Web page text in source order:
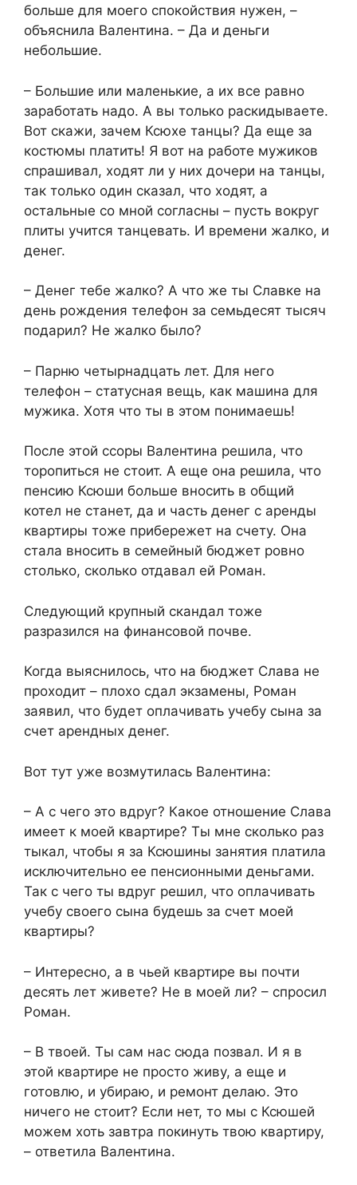
больше для моего спокойствия нужен, –
объяснила Валентина. – Да и деньги
небольшие.
– Большие или маленькие, а их все равно
заработать надо. А вы только раскидываете.
Вот скажи, зачем Ксюхе танцы? Да еще за
костюмы платить! Я вот на работе мужиков
спрашивал, ходят ли у них дочери на танцы,
так только один сказал, что ходят, а
остальные со мной согласны – пусть вокруг
плиты учится танцевать. И времени жалко, и
денег.
– Денег тебе жалко? А что же ты Славке на
день рождения телефон за семьдесят тысяч
подарил? Не жалко было?
– Парню четырнадцать лет. Для него
телефон – статусная вещь, как машина для
мужика. Хотя что ты в этом понимаешь!
После этой ссоры Валентина решила, что
торопиться не стоит. А еще она решила, что
пенсию Ксюши больше вносить в общий
котел не станет, да и часть денег с аренды
квартиры тоже прибережет на счету. Она
стала вносить в семейный бюджет ровно
столько, сколько отдавал ей Роман.
Следующий крупный скандал тоже
разразился на финансовой почве.
Когда выяснилось, что на бюджет Слава не
проходит – плохо сдал экзамены, Роман
заявил, что будет оплачивать учебу сына за
счет арендных денег.
Вот тут уже возмутилась Валентина:
– А с чего это вдруг? Какое отношение Слава
имеет к моей квартире? Ты мне сколько раз
тыкал, чтобы я за Ксюшины занятия платила
исключительно ее пенсионными деньгами.
Так с чего ты вдруг решил, что оплачивать
учебу своего сына будешь за счет моей
квартиры?
– Интересно, а в чьей квартире вы почти
десять лет живете? Не в моей ли? – спросил
Роман.
– В твоей. Ты сам нас сюда позвал. И я в
этой квартире не просто живу, а еще и
готовлю, и убираю, и ремонт делаю. Это
ничего не стоит? Если нет, то мы с Ксюшей
можем хоть завтра покинуть твою квартиру,
– ответила Валентина.